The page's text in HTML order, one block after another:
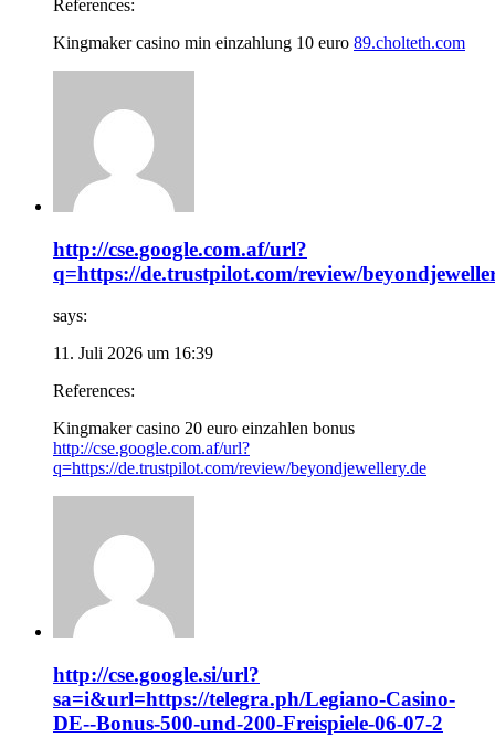
References:
Kingmaker casino min einzahlung 10 euro 89.cholteth.com
http://cse.google.com.af/url?
q=https://de.trustpilot.com/review/
says:
11. Juli 2026 um 16:39
References:
Kingmaker casino 20 euro einzahlen bonus
http://cse.google.com.af/url?
q=https://de.trustpilot.com/review/beyondjewellery.de
http://cse.google.si/url?
sa=i&url=https://telegra.ph/Legiano-Casino-
DE--Bonus-500-und-200-Freispiele-06-07-2